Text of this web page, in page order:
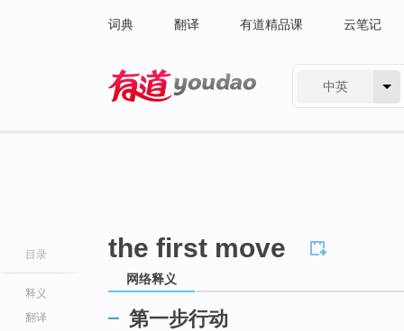
词典 翻译 有道精品课 云笔记
中英
目录
释义
翻译
the first move
网络释义
第一步行动